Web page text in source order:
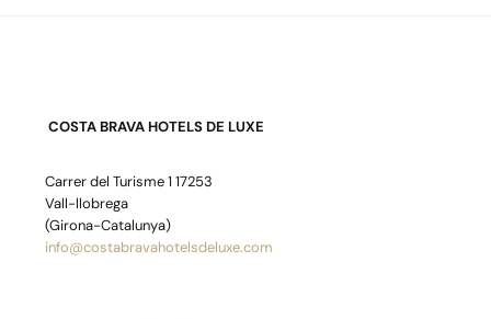
COSTA BRAVA HOTELS DE LUXE
Carrer del Turisme 1 17253
Vall-llobrega
(Girona-Catalunya)
info@costabravahotelsdeluxe.com